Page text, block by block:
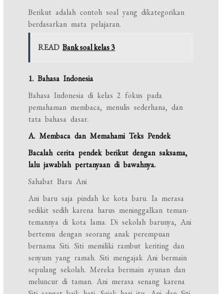
Berikut adalah contoh soal yang dikategorikan
berdasarkan mata pelajaran.
READ Bank soal kelas 3
1. Bahasa Indonesia
Bahasa Indonesia di kelas 2 fokus pada
pemahaman membaca, menulis sederhana, dan
tata bahasa dasar.
A. Membaca dan Memahami Teks Pendek
Bacalah cerita pendek berikut dengan saksama,
lalu jawablah pertanyaan di bawahnya.
Sahabat Baru Ani
Ani baru saja pindah ke kota baru. Ia merasa
sedikit sedih karena harus meninggalkan teman-
temannya di kota lama. Di sekolah barunya, Ani
bertemu dengan seorang anak perempuan
bernama Siti. Siti memiliki rambut keriting dan
senyum yang ramah. Siti mengajak Ani bermain
sepulang sekolah. Mereka bermain ayunan dan
meluncur di taman. Ani merasa senang karena